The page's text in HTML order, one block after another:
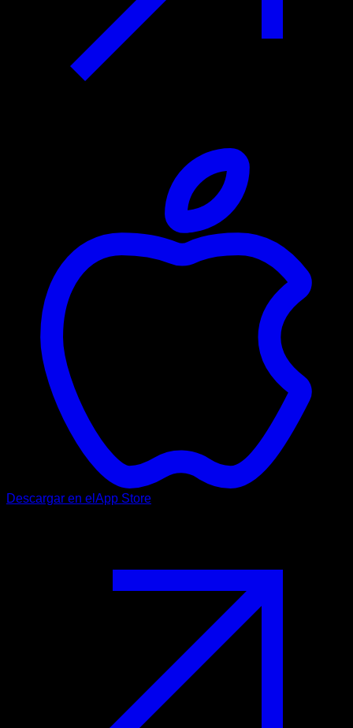
Descargar en el App Store